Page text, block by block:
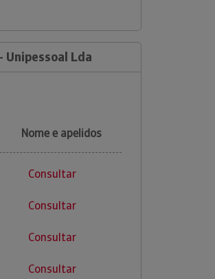
Lda
Nome e apelidos
Consultar
Consultar
Consultar
Consultar